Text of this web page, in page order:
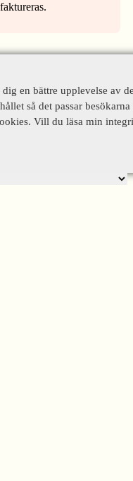
en bättre upplevelse av
så det passar
Vill du läsa min